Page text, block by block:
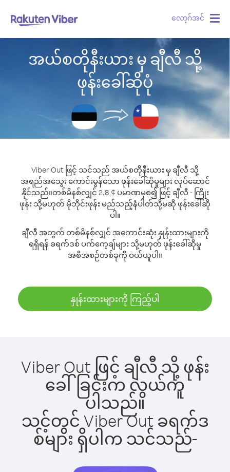
လော့ဂ်အင်
အယ်စတိုနီးယား မှ ချီလီ သို့
ဖုန်းခေါ်ဆိုပုံ
Viber Out ဖြင့် သင်သည် အယ်စတိုနီးယား မှ ချီလီ သို့
အရည်အသွေး ကောင်းမွန်သော ဖုန်းခေါ်ဆိုမှုများ လုပ်ဆောင်
နိုင်သည်။တစ်မိနစ်လျှင် 2.8 ¢ ပမာဏမှစ၍ ဖြင့် ချီလီ - ကြိုး
ဖုန်း သို့မဟုတ် မိုဘိုင်းဖုန်း မည်သည့်နံပါတ်သို့မဆို ဖုန်းခေါ်ဆို
ပါ။
ချီလီ အတွက် တစ်မိနစ်လျှင် အကောင်းဆုံး နှုန်းထားများကို
ရရှိရန် ခရက်ဒစ် ပက်ကေ့ချ်များ သို့မဟုတ် ဖုန်းခေါ်ဆိုမှု
အစီအစဉ်တစ်ခုကို ဝယ်ယူပါ။
နှုန်းထားများကို ကြည့်ပါ
Viber Out ဖြင့် ချီလီ သို့ ဖုန်း
ခေါ်ခြင်းက လွယ်ကူ
ပါသည်။
သင့်တွင် Viber Out ခရက်ဒ
စ်များ ရှိပါက သင်သည်-